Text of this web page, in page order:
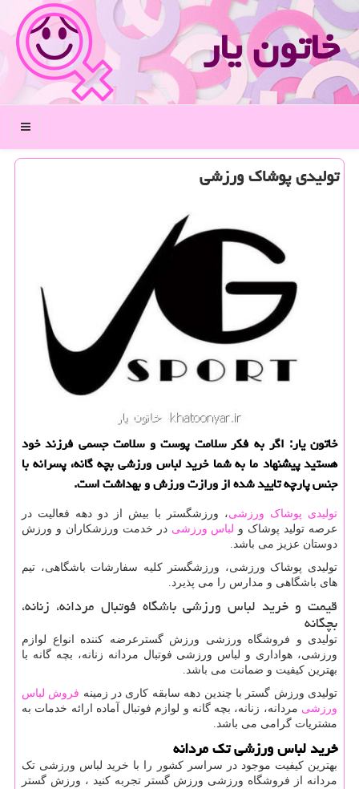
خاتون یار
منو
تولیدی پوشاك ورزشی
خاتون یار: اگر به فكر سلامت پوست و سلامت جسمی فرزند خود
هستید پیشنهاد ما به شما خرید لباس ورزشی بچه گانه، پسرانه با
جنس پارچه تایید شده از ورازت ورزش و بهداشت است.
تولیدی پوشاک ورزشی، ورزشگستر با بیش از دو دهه فعالیت در
عرصه تولید پوشاک و لباس ورزشی در خدمت ورزشکاران و ورزش
دوستان عزیز می باشد.
تولیدی پوشاک ورزشی، ورزشگستر کلیه سفارشات باشگاهی، تیم
های باشگاهی و مدارس را می پذیرد.
قیمت و خرید لباس ورزشی باشگاه فوتبال مردانه، زنانه،
بچگانه
تولیدی و فروشگاه ورزشی ورزش گسترعرضه کننده انواع لوازم
ورزشی، هواداری و لباس ورزشی فوتبال مردانه زنانه، بچه گانه با
بهترین کیفیت و ضمانت می باشد.
تولیدی ورزش گستر با چندین دهه سابقه کاری در زمینه فروش لباس
ورزشی مردانه، زنانه، بچه گانه و لوازم فوتبال آماده ارائه خدمات به
مشتریات گرامی می باشد.
خرید لباس ورزشی تک مردانه
بهترین کیفیت موجود در سراسر کشور را با خرید لباس ورزشی تک
مردانه از فروشگاه ورزشی ورزش گستر تجربه کنید ، ورزش گستر